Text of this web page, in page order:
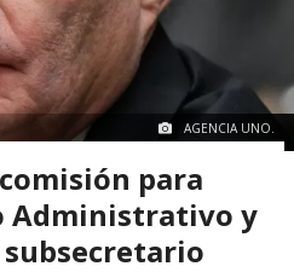
AGENCIA UNO.
para
Administrativo y